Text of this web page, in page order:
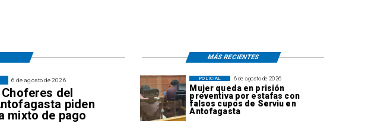
6 de agosto de 2026
Mujer queda en prisión
preventiva por estafas con
falsos cupos de Serviu en
Antofagasta
POLICIAL
6 de agosto de 2026
del
piden
mixto de pago
MÁS RECIENTES